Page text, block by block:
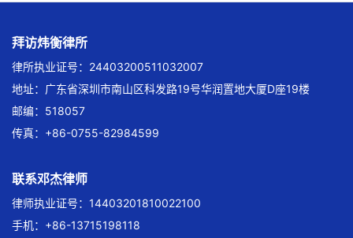
拜访炜衡律所
律所执业证号：24403200511032007
地址：广东省深圳市南山区科发路19号华润置地大厦D座19楼
邮编：518057
传真：+86-0755-82984599
联系邓杰律师
律师执业证号：14403201810022100
手机：+86-13715198118